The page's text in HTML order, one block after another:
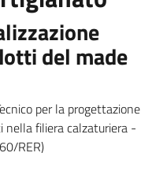
del made
per la progettazione
nella filiera calzaturiera -
RER)